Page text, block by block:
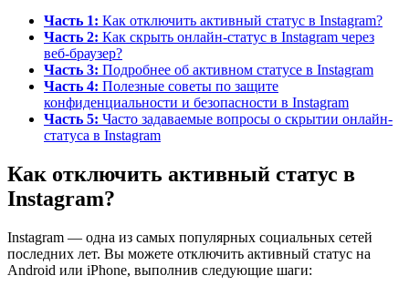
Часть 1: Как отключить активный статус в Instagram?
Часть 2: Как скрыть онлайн-статус в Instagram через
веб-браузер?
Часть 3: Подробнее об активном статусе в Instagram
Часть 4: Полезные советы по защите
конфиденциальности и безопасности в Instagram
Часть 5: Часто задаваемые вопросы о скрытии онлайн-
статуса в Instagram
Как отключить активный статус в
Instagram?
Instagram — одна из самых популярных социальных сетей
последних лет. Вы можете отключить активный статус на
Android или iPhone, выполнив следующие шаги: